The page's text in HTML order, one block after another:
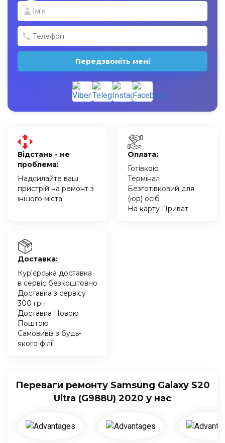
Передзвоніть мені
Відстань - не
проблема:
Надсилайте ваш
пристрій на ремонт з
іншого міста
Оплата:
Готівкою
Термінал
Безготівковий для
(юр) осіб
На карту Приват
Доставка:
Кур'єрська доставка
в сервіс безкоштовно
Доставка з сервісу
300 грн
Доставка Новою
Поштою
Самовивіз з будь-
якого філії
Переваги ремонту Samsung Galaxy S20
Ultra (G988U) 2020 у нас